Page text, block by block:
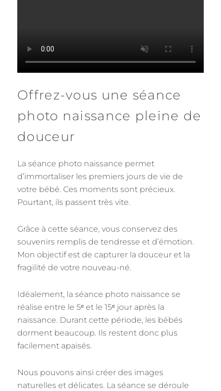
Offrez-vous une séance
photo naissance pleine de
douceur
La séance photo naissance permet
d’immortaliser les premiers jours de vie de
votre bébé. Ces moments sont précieux.
Pourtant, ils passent très vite.
Grâce à cette séance, vous conservez des
souvenirs remplis de tendresse et d’émotion.
Mon objectif est de capturer la douceur et la
fragilité de votre nouveau-né.
Idéalement, la séance photo naissance se
réalise entre le 5ᵉ et le 15ᵉ jour après la
naissance. Durant cette période, les bébés
dorment beaucoup. Ils restent donc plus
facilement apaisés.
Nous pouvons ainsi créer des images
naturelles et délicates. La séance se déroule